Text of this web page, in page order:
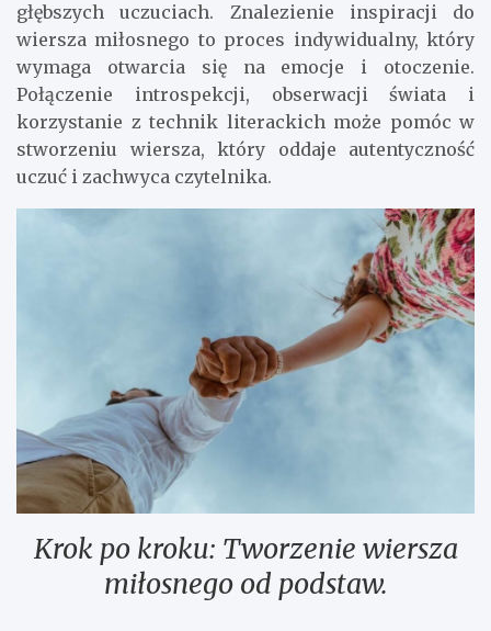
głębszych uczuciach. Znalezienie inspiracji do
wiersza miłosnego to proces indywidualny, który
wymaga otwarcia się na emocje i otoczenie.
Połączenie introspekcji, obserwacji świata i
korzystanie z technik literackich może pomóc w
stworzeniu wiersza, który oddaje autentyczność
uczuć i zachwyca czytelnika.
Krok po kroku: Tworzenie wiersza
miłosnego od podstaw.